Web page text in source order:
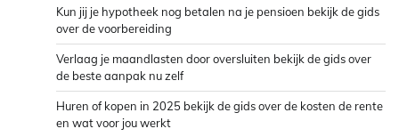
Kun jij je hypotheek nog betalen na je pensioen bekijk de gids
over de voorbereiding
Verlaag je maandlasten door oversluiten bekijk de gids over
de beste aanpak nu zelf
Huren of kopen in 2025 bekijk de gids over de kosten de rente
en wat voor jou werkt